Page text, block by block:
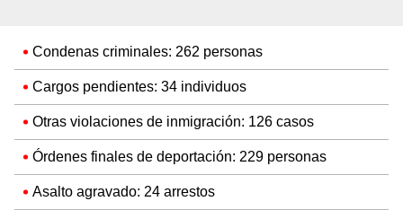
Condenas criminales: 262 personas
Cargos pendientes: 34 individuos
Otras violaciones de inmigración: 126 casos
Órdenes finales de deportación: 229 personas
Asalto agravado: 24 arrestos